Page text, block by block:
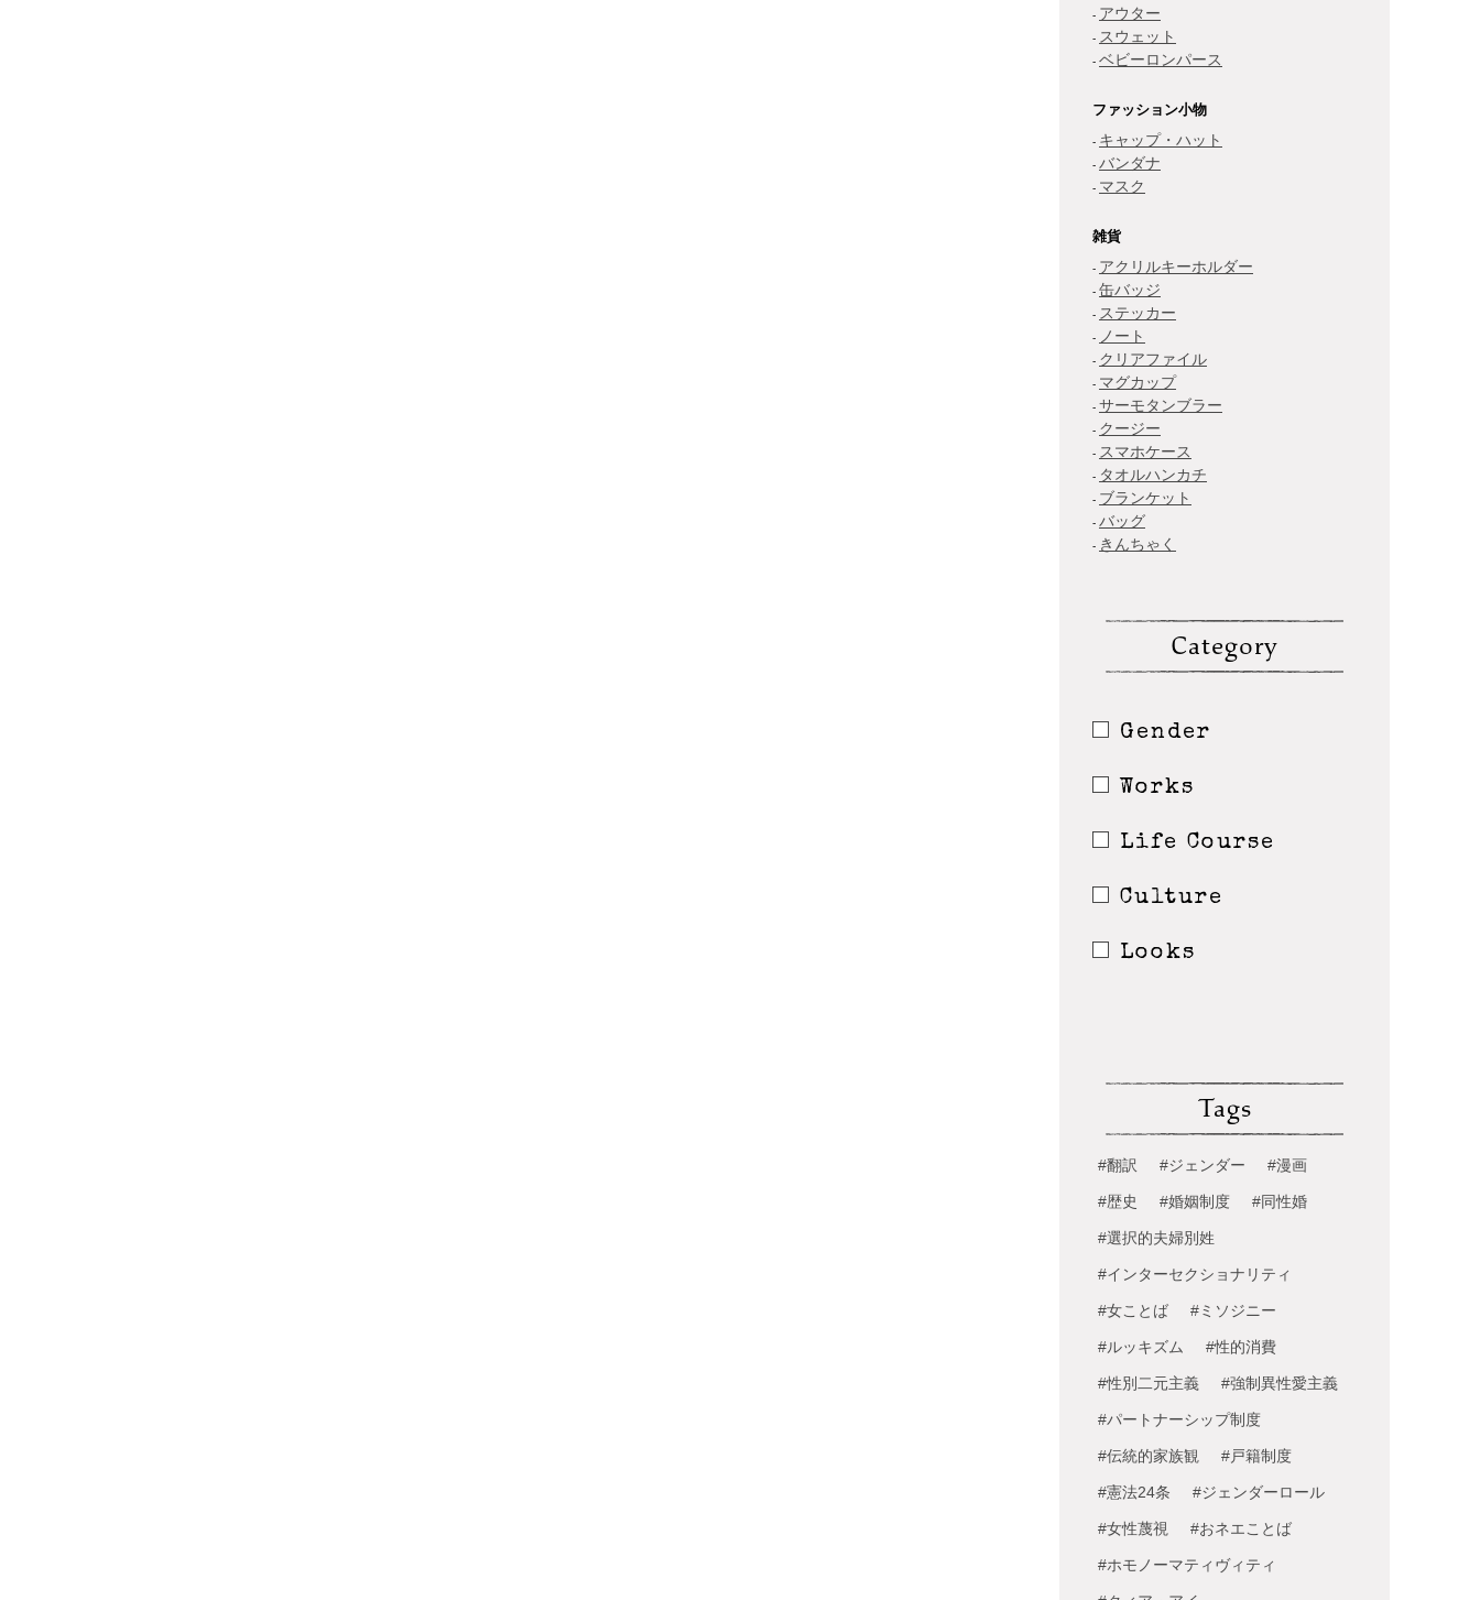
アウター
スウェット
ベビーロンパース
ファッション小物
キャップ・ハット
バンダナ
マスク
雑貨
アクリルキーホルダー
缶バッジ
ステッカー
ノート
クリアファイル
マグカップ
サーモタンブラー
クージー
スマホケース
タオルハンカチ
ブランケット
バッグ
きんちゃく
Category
Gender
Works
Life Course
Culture
Looks
Tags
#翻訳 #ジェンダー #漫画
#歴史 #婚姻制度 #同性婚
#選択的夫婦別姓
#インターセクショナリティ
#女ことば #ミソジニー
#ルッキズム #性的消費
#性別二元主義 #強制異性愛主義
#パートナーシップ制度
#伝統的家族観 #戸籍制度
#憲法24条 #ジェンダーロール
#女性蔑視 #おネエことば
#ホモノーマティヴィティ